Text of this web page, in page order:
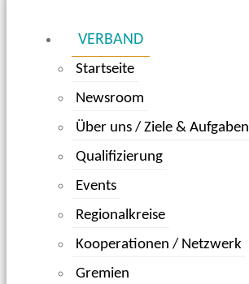
VERBAND
Startseite
Newsroom
Über uns / Ziele & Aufgaben
Qualifizierung
Events
Regionalkreise
Kooperationen / Netzwerk
Gremien